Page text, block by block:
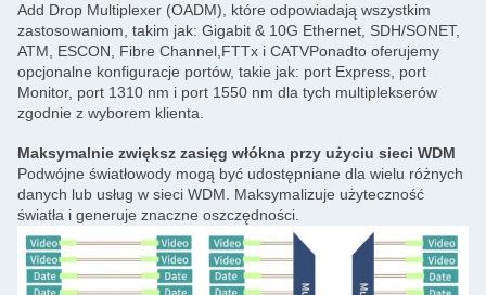
Add Drop Multiplexer (OADM), które odpowiadają wszystkim
zastosowaniom, takim jak: Gigabit & 10G Ethernet, SDH/SONET,
ATM, ESCON, Fibre Channel,FTTx i CATVPonadto oferujemy
opcjonalne konfiguracje portów, takie jak: port Express, port
Monitor, port 1310 nm i port 1550 nm dla tych multiplekserów
zgodnie z wyborem klienta.
Maksymalnie zwiększ zasięg włókna przy użyciu sieci WDM
Podwójne światłowody mogą być udostępniane dla wielu różnych
danych lub usług w sieci WDM. Maksymalizuje użyteczność
światła i generuje znaczne oszczędności.